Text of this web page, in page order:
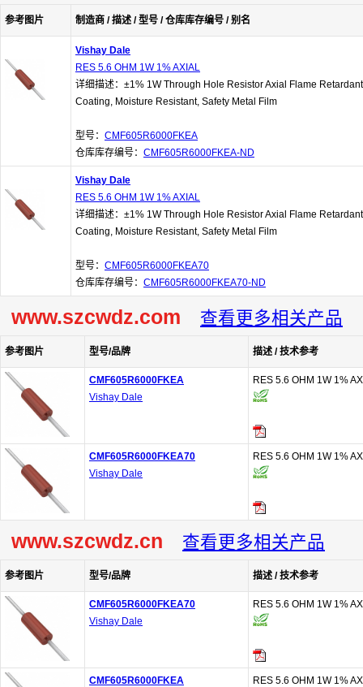
参考图片 制造商 / 描述 / 型号 / 仓库库存编号 / 别名
Vishay Dale
RES 5.6 OHM 1W 1% AXIAL
详细描述：±1% 1W Through Hole Resistor Axial Flame Retardant
Coating, Moisture Resistant, Safety Metal Film
型号： CMF605R6000FKEA
仓库库存编号： CMF605R6000FKEA-ND
Vishay Dale
RES 5.6 OHM 1W 1% AXIAL
详细描述：±1% 1W Through Hole Resistor Axial Flame Retardant
Coating, Moisture Resistant, Safety Metal Film
型号： CMF605R6000FKEA70
仓库库存编号： CMF605R6000FKEA70-ND
www.szcwdz.com 查看更多相关产品
参考图片 型号/品牌 描述 / 技术参考
CMF605R6000FKEA
Vishay Dale
RES 5.6 OHM 1W 1%
CMF605R6000FKEA70
Vishay Dale
RES 5.6 OHM 1W 1%
www.szcwdz.cn 查看更多相关产品
参考图片 型号/品牌 描述 / 技术参考
CMF605R6000FKEA70
Vishay Dale
RES 5.6 OHM 1W 1%
CMF605R6000FKEA
RES 5.6 OHM 1W 1%